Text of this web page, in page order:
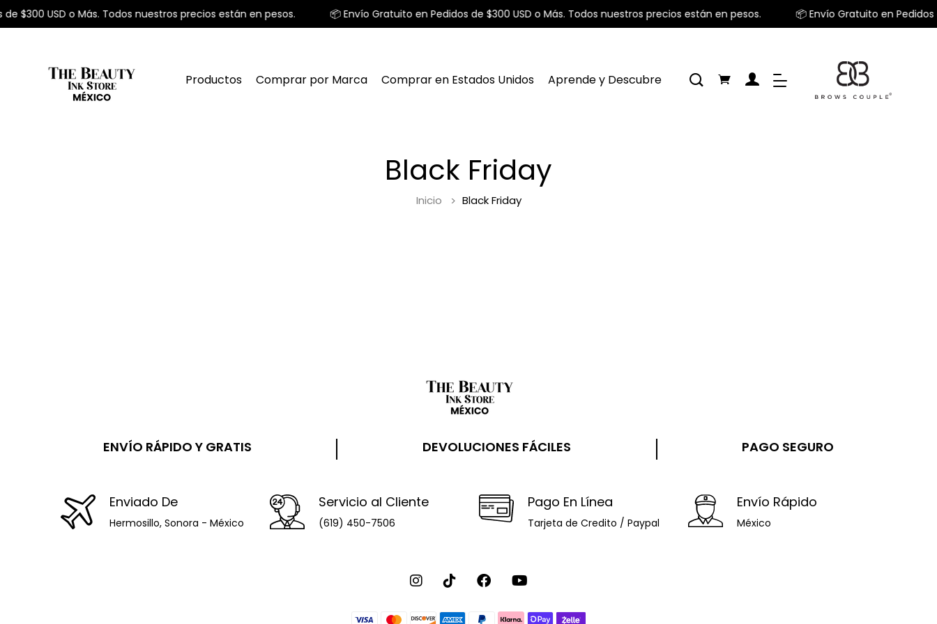
$300 USD o Más. Todos nuestros precios están en pesos. 📦 Envío Gratuito en Pedidos de $300 USD o Más. Todos nuestros precios están en pesos. 📦 Envío Gratuito en Pedidos
Productos Comprar por Marca Comprar en Estados Unidos Aprende y Descubre
Black Friday
Inicio Black Friday
ENVÍO RÁPIDO Y GRATIS DEVOLUCIONES FÁCILES PAGO SEGURO
Enviado De
Hermosillo, Sonora - México
Servicio al Cliente
(619) 450-7506
Pago En Línea
Tarjeta de Credito / Paypal
Envío Rápido
México